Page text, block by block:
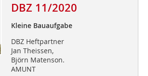
DBZ 11/2020
Kleine Bauaufgabe
DBZ Heftpartner
Jan Theissen,
Björn Matenson.
AMUNT